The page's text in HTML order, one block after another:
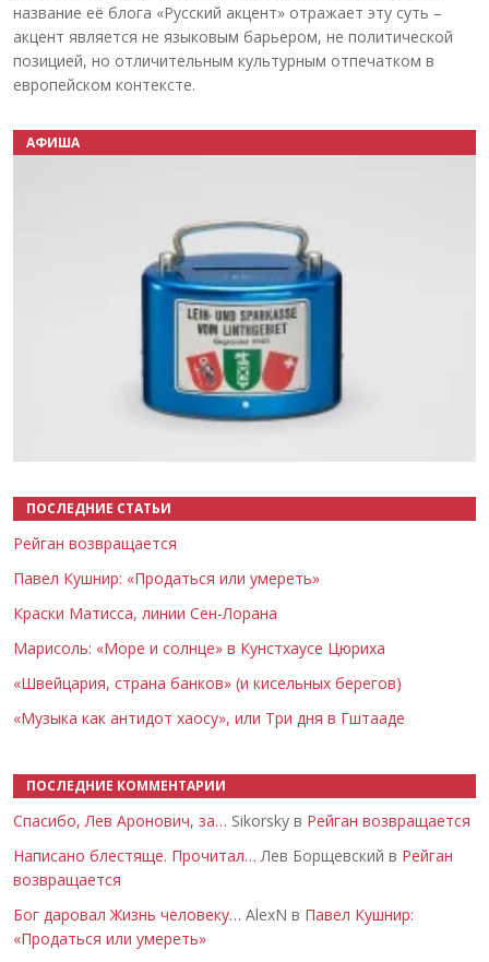
название её блога «Русский акцент» отражает эту суть –
акцент является не языковым барьером, не политической
позицией, но отличительным культурным отпечатком в
европейском контексте.
АФИША
ПОСЛЕДНИЕ СТАТЬИ
Рейган возвращается
Павел Кушнир: «Продаться или умереть»
Краски Матисса, линии Сен-Лорана
Марисоль: «Море и солнце» в Кунстхаусе Цюриха
«Швейцария, страна банков» (и кисельных берегов)
«Музыка как антидот хаосу», или Три дня в Гштааде
ПОСЛЕДНИЕ КОММЕНТАРИИ
Спасибо, Лев Аронович, за… Sikorsky в Рейган возвращается
Написано блестяще. Прочитал… Лев Борщевский в Рейган
возвращается
Бог даровал Жизнь человеку… AlexN в Павел Кушнир:
«Продаться или умереть»